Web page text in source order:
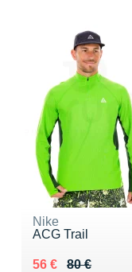
Nike
ACG Trail
80 €
Au lieu de 80 €
56 €
Vendu 56 €